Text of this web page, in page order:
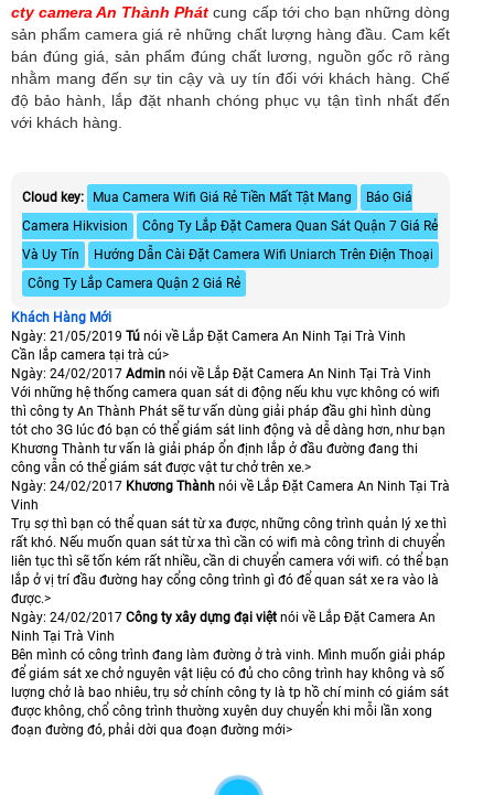
cty camera An Thành Phát cung cấp tới cho bạn những dòng
sản phẩm camera giá rẻ những chất lượng hàng đầu. Cam kết
bán đúng giá, sản phẩm đúng chất lương, nguồn gốc rõ ràng
nhằm mang đến sự tin cậy và uy tín đối với khách hàng. Chế
độ bảo hành, lắp đặt nhanh chóng phục vụ tận tình nhất đến
với khách hàng.
Cloud key: Mua Camera Wifi Giá Rẻ Tiền Mất Tật Mang
Báo Giá
Camera Hikvision
Công Ty Lắp Đặt Camera Quan Sát Quận 7 Giá Rẻ
Và Uy Tín
Hướng Dẫn Cài Đặt Camera Wifi Uniarch Trên Điện Thoại
Công Ty Lắp Camera Quận 2 Giá Rẻ
Khách Hàng Mới
Ngày: 21/05/2019 Tú nói về Lắp Đặt Camera An Ninh Tại Trà Vinh
Cần lắp camera tại trà cú>
Ngày: 24/02/2017 Admin nói về Lắp Đặt Camera An Ninh Tại Trà Vinh
Với những hệ thống camera quan sát di động nếu khu vực không có wifi
thì công ty An Thành Phát sẽ tư vấn dùng giải pháp đầu ghi hình dùng
tót cho 3G lúc đó bạn có thể giám sát linh động và dễ dàng hơn, như bạn
Khương Thành tư vấn là giải pháp ổn định lắp ở đầu đường đang thi
công vẫn có thể giám sát được vật tư chở trên xe.>
Ngày: 24/02/2017 Khương Thành nói về Lắp Đặt Camera An Ninh Tại Trà
Vinh
Trụ sợ thì bạn có thể quan sát từ xa được, những công trình quản lý xe thì
rất khó. Nếu muốn quan sát từ xa thì cần có wifi mà công trình di chuyển
liên tục thì sẽ tốn kém rất nhiều, cần di chuyển camera với wifi. có thể bạn
lắp ở vị trí đầu đường hay cổng công trình gì đó để quan sát xe ra vào là
được.>
Ngày: 24/02/2017 Công ty xây dựng đại việt nói về Lắp Đặt Camera An
Ninh Tại Trà Vinh
Bên mình có công trình đang làm đường ở trà vinh. Mình muốn giải pháp
để giám sát xe chở nguyên vật liệu có đủ cho công trình hay không và số
lượng chở là bao nhiêu, trụ sở chính công ty là tp hồ chí minh có giám sát
được không, chổ công trình thường xuyên duy chuyển khi mỗi lần xong
đoạn đường đó, phải dời qua đoạn đường mới>